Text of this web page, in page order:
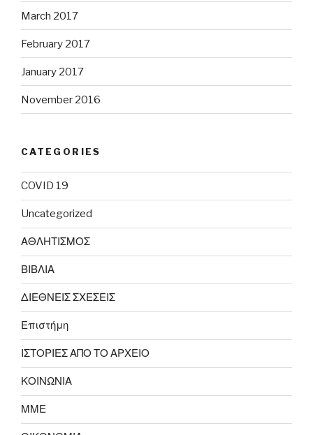
March 2017
February 2017
January 2017
November 2016
CATEGORIES
COVID 19
Uncategorized
ΑΘΛΗΤΙΣΜΟΣ
ΒΙΒΛΙΑ
ΔΙΕΘΝΕΙΣ ΣΧΕΣΕΙΣ
Επιστήμη
ΙΣΤΟΡΙΕΣ ΑΠΟ ΤΟ ΑΡΧΕΙΟ
ΚΟΙΝΩΝΙΑ
ΜΜΕ